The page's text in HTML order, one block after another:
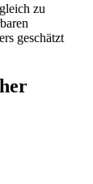
zu
geschätzt